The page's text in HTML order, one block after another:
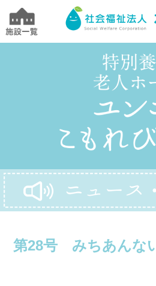
第28号 みちあんな